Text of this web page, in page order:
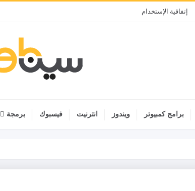
إتفاقية الإستخدام
برامج كمبيوتر ويندوز انترنيت فيسبوك برمجة